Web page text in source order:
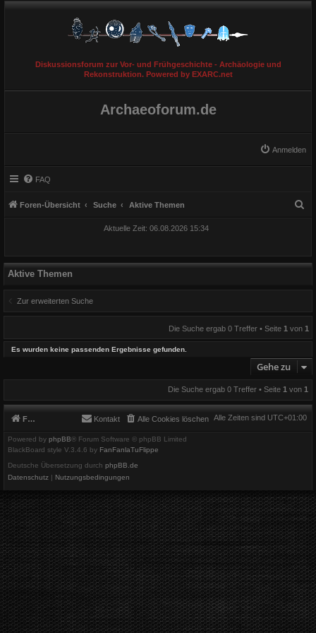
Diskussionsforum zur Vor- und Frühgeschichte - Archäologie und
Rekonstruktion. Powered by EXARC.net
Archaeoforum.de
Anmelden
FAQ
Foren-Übersicht Suche Aktive Themen
Aktuelle Zeit: 06.08.2026 15:34
Aktive Themen
Zur erweiterten Suche
Die Suche ergab 0 Treffer • Seite 1 von 1
Es wurden keine passenden Ergebnisse gefunden.
Gehe zu
Die Suche ergab 0 Treffer • Seite 1 von 1
Foren-Übersicht Alle Zeiten sind UTC+01:00
Alle Cookies löschen
Kontakt
Powered by phpBB® Forum Software © phpBB Limited
BlackBoard style V.3.4.6 by FanFanlaTuFlippe
Deutsche Übersetzung durch phpBB.de
Datenschutz
Nutzungsbedingungen